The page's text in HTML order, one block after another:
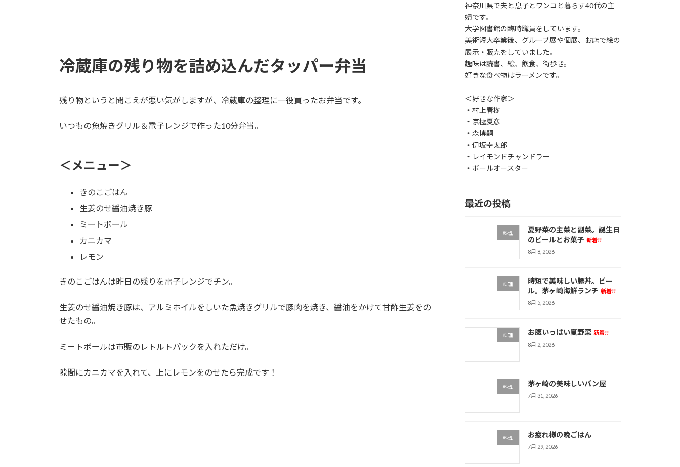
冷蔵庫の残り物を詰め込んだタッパー弁当
残り物というと聞こえが悪い気がしますが、冷蔵庫の整理に一役買ったお弁当です。
いつもの魚焼きグリル＆電子レンジで作った10分弁当。
＜メニュー＞
きのこごはん
生姜のせ醤油焼き豚
ミートボール
カニカマ
レモン
きのこごはんは昨日の残りを電子レンジでチン。
生姜のせ醤油焼き豚は、アルミホイルをしいた魚焼きグリルで豚肉を焼き、醤油をかけて甘酢生姜をの
せたもの。
ミートボールは市販のレトルトパックを入れただけ。
隙間にカニカマを入れて、上にレモンをのせたら完成です！
神奈川県で夫と息子とワンコと暮らす40代の主
婦です。
大学図書館の臨時職員をしています。
美術短大卒業後、グループ展や個展、お店で絵の
展示・販売をしていました。
趣味は読書、絵、飲食、街歩き。
好きな食べ物はラーメンです。
＜好きな作家＞
・村上春樹
・京極夏彦
・森博嗣
・伊坂幸太郎
・レイモンドチャンドラー
・ポールオースター
最近の投稿
料理
夏野菜の主菜と副菜。誕生日
のビールとお菓子 新着!!
8月 8, 2026
料理
時短で美味しい豚丼。ビー
ル。茅ヶ崎海鮮ランチ 新着!!
8月 5, 2026
料理 お腹いっぱい夏野菜 新着!!
8月 2, 2026
料理 茅ヶ崎の美味しいパン屋
7月 31, 2026
料理 お疲れ様の晩ごはん
7月 29, 2026